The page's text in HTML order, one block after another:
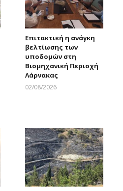
Επιτακτική η ανάγκη
βελτίωσης των
υποδομών στη
Βιομηχανική Περιοχή
Λάρνακας
02/08/2026